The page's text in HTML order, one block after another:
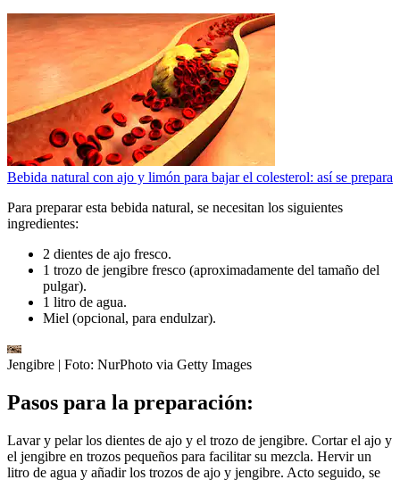
Bebida natural con ajo y limón para bajar el colesterol: así se prepara
Para preparar esta bebida natural, se necesitan los siguientes
ingredientes:
2 dientes de ajo fresco.
1 trozo de jengibre fresco (aproximadamente del tamaño del
pulgar).
1 litro de agua.
Miel (opcional, para endulzar).
Jengibre | Foto: NurPhoto via Getty Images
Pasos para la preparación:
Lavar y pelar los dientes de ajo y el trozo de jengibre. Cortar el ajo y
el jengibre en trozos pequeños para facilitar su mezcla. Hervir un
litro de agua y añadir los trozos de ajo y jengibre. Acto seguido, se